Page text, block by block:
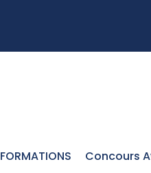
FORMATIONS Concours